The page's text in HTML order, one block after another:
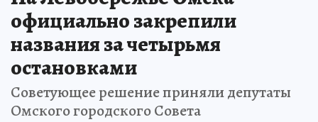
официально закрепили
названия за четырьмя
остановками
Советующее решение приняли депутаты
Омского городского Совета